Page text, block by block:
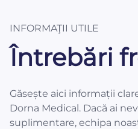
INFORMAŢII UTILE
Întrebări
Găsește aici informații
Dorna Medical. Dacă ai
suplimentare, echipa